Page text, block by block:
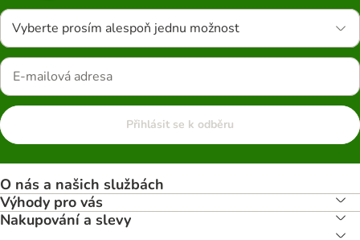
Vyberte prosím alespoň jednu možnost
Přihlásit se k odběru
O nás a našich službách
Výhody pro vás
Nakupování a slevy